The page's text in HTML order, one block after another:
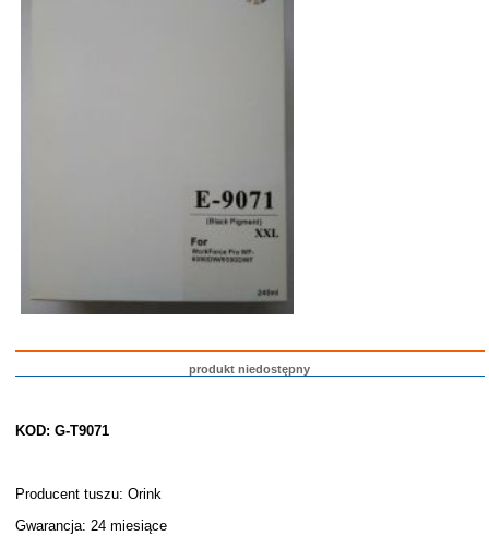
produkt niedostępny
KOD: G-T9071
Producent tuszu: Orink
Gwarancja: 24 miesiące